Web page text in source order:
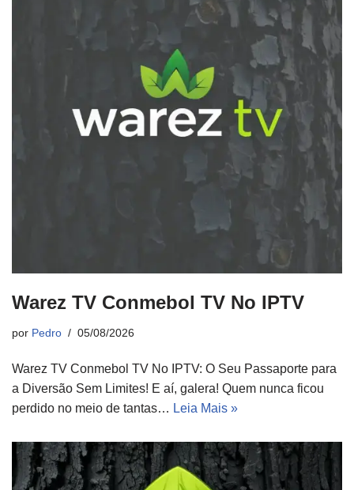
Warez TV Conmebol TV No IPTV
por Pedro 05/08/2026
Warez TV Conmebol TV No IPTV: O Seu Passaporte para
a Diversão Sem Limites! E aí, galera! Quem nunca ficou
perdido no meio de tantas… Leia Mais »